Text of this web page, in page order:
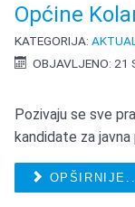
Općine
KATEGORIJA:
OBJAVLJENO: 21
Pozivaju se sve
kandidate za javna
OPŠIRNIJE...